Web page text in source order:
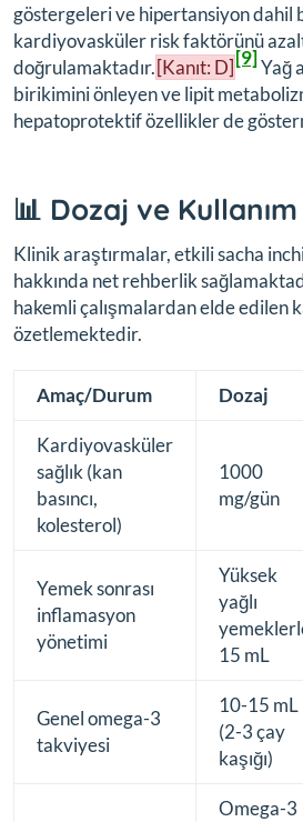
göstergeleri ve hipertansiyon dahil
kardiyovasküler risk faktörünü
doğrulamaktadır.[Kanıt: D][9]Yağ
birikimini önleyen ve lipit
hepatoprotektif özellikler de
📊 Dozaj ve
Klinik araştırmalar, etkili sacha
hakkında net rehberlik
hakemli çalışmalardan elde edilen
özetlemektedir.
Amaç/Durum Dozaj
Kardiyovasküler
sağlık (kan
basıncı,
kolesterol)
1000
mg/gün
Yemek sonrası
inflamasyon
yönetimi
Yüksek
yağlı
15 mL
Genel omega-3
takviyesi
10-15 mL
(2-3 çay
kaşığı)
Omega-3